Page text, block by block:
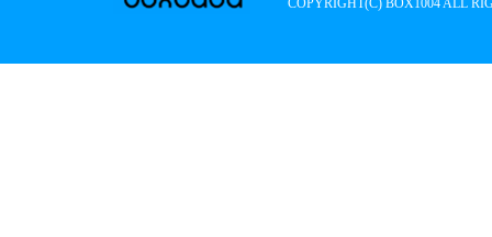
COPYRIGHT(C) BOX1004 ALL